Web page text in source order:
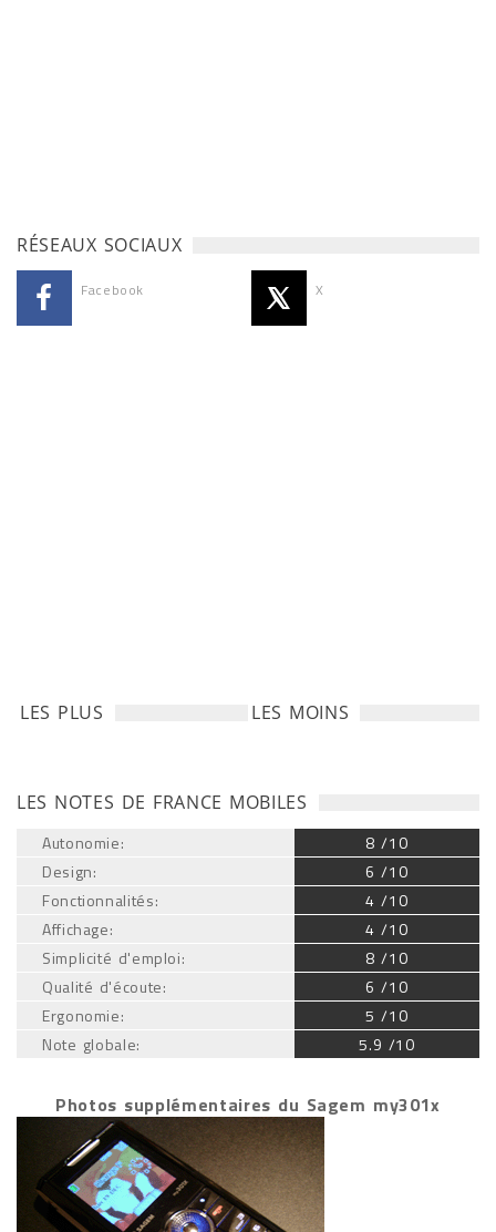
RÉSEAUX SOCIAUX
Facebook X
LES PLUS LES MOINS
LES NOTES DE FRANCE MOBILES
Autonomie:
Design:
Fonctionnalités:
Affichage:
Simplicité d'emploi:
Qualité d'écoute:
Ergonomie:
Note globale:
8 /10
6 /10
4 /10
4 /10
8 /10
6 /10
5 /10
5.9 /10
Photos supplémentaires du Sagem my301x